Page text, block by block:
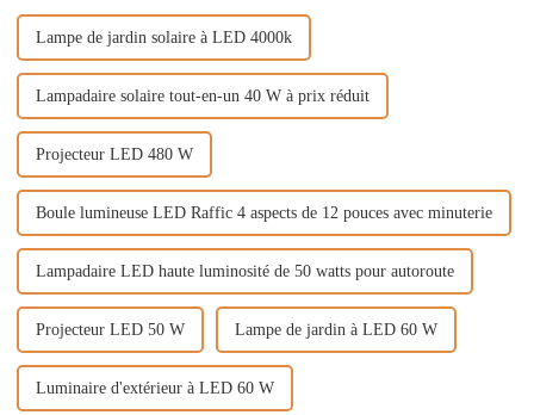
Lampe de jardin solaire à LED 4000k
Lampadaire solaire tout-en-un 40 W à prix réduit
Projecteur LED 480 W
Boule lumineuse LED Raffic 4 aspects de 12 pouces avec minuterie
Lampadaire LED haute luminosité de 50 watts pour autoroute
Projecteur LED 50 W Lampe de jardin à LED 60 W
Luminaire d'extérieur à LED 60 W